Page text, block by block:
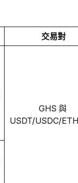
交易對
GHS 與
USDT/USDC/